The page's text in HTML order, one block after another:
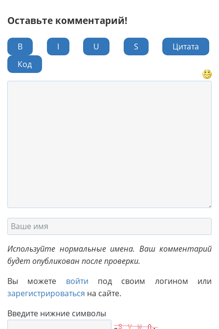
Оставьте комментарий!
B I U S
Цитата
Код
Используйте нормальные имена. Ваш комментарий
будет опубликован после проверки.
Вы можете войти под своим логином или
зарегистрироваться на сайте.
Введите нижние символы